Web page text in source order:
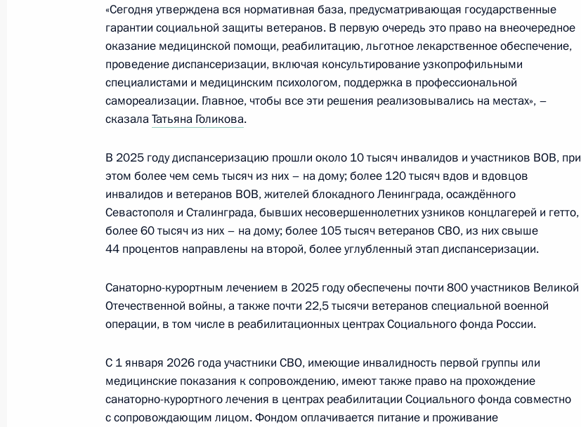
17 июня 2026 года, 18:00
Заседание комиссии Госсовета по направлению «Кадры»
5 июня 2026 года, 13:30
Заседание Национального совета по профессиональным
квалификациям
3 июня 2026 года, 17:30
25 мая 2026 года, 18:55
Ратифицирован протокол, направленный на развитие
сотрудничества России и Таджикистана в области трудовой
миграции
25 мая 2026 года, 18:25
«Сегодня утверждена вся нормативная база, предусматривающая государственные
гарантии социальной защиты ветеранов. В первую очередь это право на внеочередное
оказание медицинской помощи, реабилитацию, льготное лекарственное обеспечение,
проведение диспансеризации, включая консультирование узкопрофильными
специалистами и медицинским психологом, поддержка в профессиональной
самореализации. Главное, чтобы все эти решения реализовывались на местах», –
сказалаТатьяна Голикова.
В 2025 году диспансеризацию прошли около 10 тысяч инвалидов и участников ВОВ, при
этом более чем семь тысяч из них – на дому; более 120 тысяч вдов и вдовцов
инвалидов и ветеранов ВОВ, жителей блокадного Ленинграда, осаждённого
Севастополя и Сталинграда, бывших несовершеннолетних узников концлагерей и гетто,
более 60 тысяч из них – на дому; более 105 тысяч ветеранов СВО, из них свыше
44 процентов направлены на второй, более углубленный этап диспансеризации.
Санаторно-курортным лечением в 2025 году обеспечены почти 800 участников Великой
Отечественной войны, а также почти 22,5 тысячи ветеранов специальной военной
операции, в том числе в реабилитационных центрах Социального фонда России.
С 1 января 2026 года участники СВО, имеющие инвалидность первой группы или
медицинские показания к сопровождению, имеют также право на прохождение
санаторно-курортного лечения в центрах реабилитации Социального фонда совместно
с сопровождающим лицом. Фондом оплачивается питание и проживание